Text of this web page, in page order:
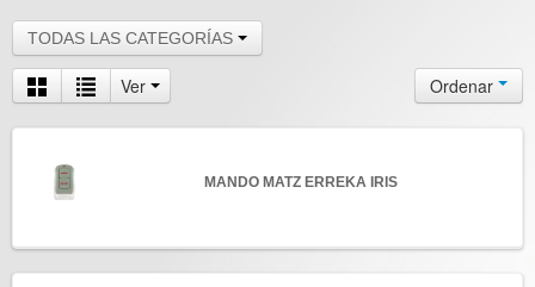
TODAS LAS CATEGORÍAS
Ver Ordenar
MANDO MATZ ERREKA IRIS